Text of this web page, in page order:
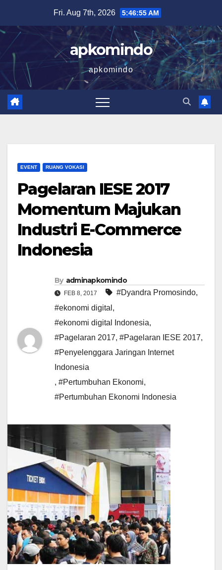
content
Fri. Aug 7th, 2026 5:46:55 AM
apkomindo
apkomindo
EVENT RUANG VOKASI
Pagelaran IESE 2017
Momentum Majukan
Industri E-Commerce
Indonesia
By adminapkomindo
FEB 8, 2017 #Dyandra Promosindo,
#ekonomi digital ,
#ekonomi digital Indonesia,
#Pagelaran 2017, #Pagelaran IESE 2017,
#Penyelenggara Jaringan Internet
Indonesia
, #Pertumbuhan Ekonomi,
#Pertumbuhan Ekonomi Indonesia